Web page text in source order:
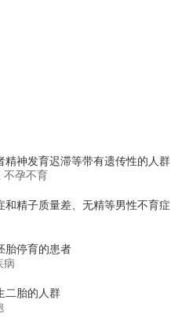
神发育迟滞等带有遗传性的人群
不孕不育
精子质量差、无精等男性不育症
胎停育的患者
病
二胎的人群